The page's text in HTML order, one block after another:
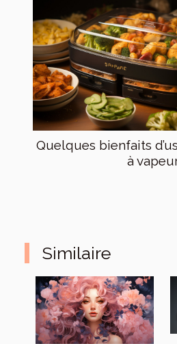
Quelques bienfaits
à
Similaire